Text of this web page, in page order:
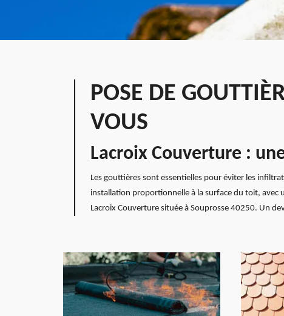
POSE DE
VOUS
Lacroix Couverture :
Les gouttières sont essentielles pour éviter les
installation proportionnelle à la surface du toit, avec
Lacroix Couverture située à Souprosse 40250. Un